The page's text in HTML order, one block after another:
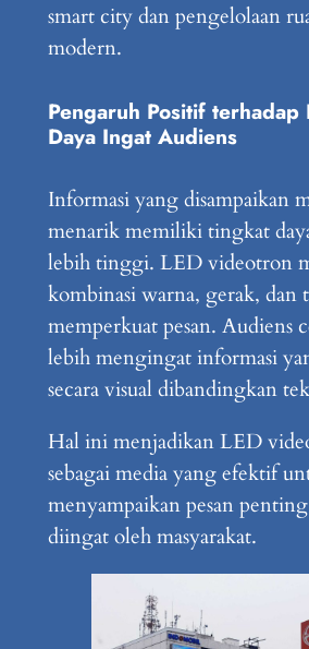
smart city dan pengelolaan
modern.
Pengaruh Positif terhadap
Daya Ingat Audiens
Informasi yang disampaikan
menarik memiliki tingkat
lebih tinggi. LED videotron
kombinasi warna, gerak, dan
memperkuat pesan. Audiens
lebih mengingat informasi
secara visual dibandingkan
Hal ini menjadikan LED
sebagai media yang efektif
menyampaikan pesan
diingat oleh masyarakat.